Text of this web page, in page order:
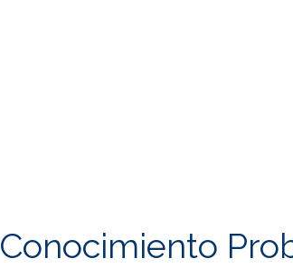
Conocimiento